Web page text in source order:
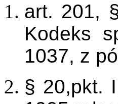
art. 201,
Kodeks
1037, z
§ 20,pkt.